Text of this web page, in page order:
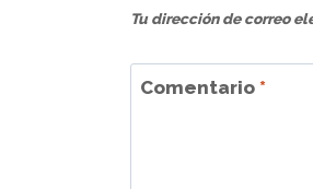
Tu dirección de correo
Comentario *